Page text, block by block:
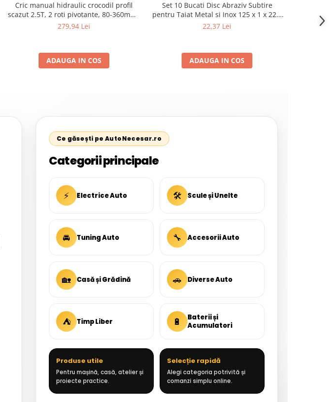
Cric manual hidraulic crocodil profil
scazut 2.5T, 2 roti pivotante, 80-360mm+
set 2 capre auto pentru sprijin 3T cu pin
279,94 Lei
ADAUGA IN COS
Set 10 Bucati Disc Abraziv Subtire
pentru Taiat Metal si Inox 125 x 1 x 22.2
mm, Profil Plat Heavy-Duty (Model
22,37 Lei
ADAUGA IN COS
2.5
Ce găsești pe AutoNecesar.ro
Categorii principale
⚡ Electrice Auto 🛠 Scule și Unelte
🚘 Tuning Auto 🔧 Accesorii Auto
🏡 Casă și Grădină 🚗 Diverse Auto
⛺ Timp Liber 🔋
Baterii și
Acumulatori
Produse utile
Pentru mașină, casă, atelier și
proiecte practice.
Selecție rapidă
Alegi categoria potrivită și
comanzi simplu online.